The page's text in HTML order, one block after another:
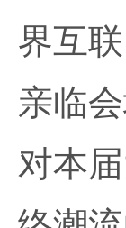
界互
亲临
对本